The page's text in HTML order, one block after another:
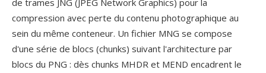
de trames JNG (JPEG Network Graphics) pour la
compression avec perte du contenu photographique au
sein du même conteneur. Un fichier MNG se compose
d'une série de blocs (chunks) suivant l'architecture par
blocs du PNG : dès chunks MHDR et MEND encadrent le